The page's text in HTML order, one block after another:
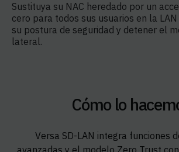
Sustituya su NAC heredado por un
cero para todos sus usuarios en la
su postura de seguridad y detener el
lateral.
Cómo lo
Versa SD-LAN integra funciones
avanzadas y el modelo Zero Trust